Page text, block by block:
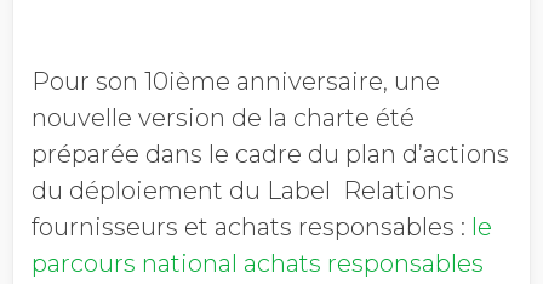
Pour son 10ième anniversaire, une
nouvelle version de la charte été
préparée dans le cadre du plan d’actions
du déploiement du Label Relations
fournisseurs et achats responsables : le
parcours national achats responsables